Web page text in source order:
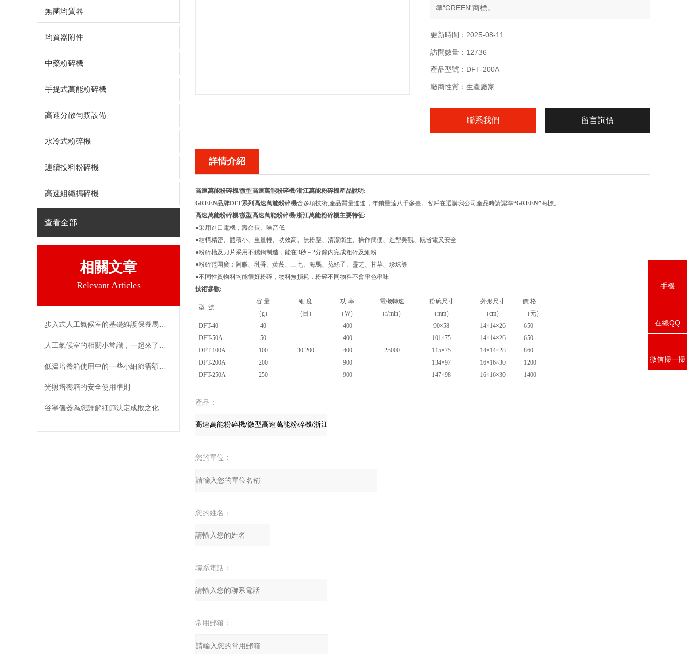
無菌均質器
均質器附件
中藥粉碎機
手提式萬能粉碎機
高速分散勻漿設備
水冷式粉碎機
連續投料粉碎機
高速組織搗碎機
查看全部
相關文章
Relevant Articles
步入式人工氣候室的基礎維護保養馬虎不得
低溫培養箱使用中的一些小細節需額外注意
光照培養箱的安全使用準則
谷寧儀器為您詳解細節決定成敗之化工研究實驗
準“GREEN"商標。
更新時間：2025-08-11
訪問數量：12736
產品型號：DFT-200A
廠商性質：生產廠家
聯系我們 留言詢價
詳情介紹
高速萬能粉碎機/微型高速萬能粉碎機/浙江萬能粉碎機產品說明:
GREEN品牌DFT系列高速萬能粉碎機含多項技術,產品質量遙遙，年銷量達八千多臺。客戶在選購我公司產品時請認準“GREEN”商標。
高速萬能粉碎機/微型高速萬能粉碎機/浙江萬能粉碎機主要特征:
●采用進口電機，壽命長、噪音低
●結構精密、體積小、重量輕、功效高、無粉塵、清潔衛生、操作簡便、造型美觀、既省電又安全
●粉碎槽及刀片采用不銹鋼制造，能在3秒－2分鐘內完成粗碎及細粉
●粉碎范圍廣：阿膠、乳香、黃芪、三七、海馬、菟絲子、靈芝、甘草、珍珠等
●不同性質物料均能很好粉碎，物料無損耗，粉碎不同物料不會串色串味
技術參數:
型 號
容 量
（g）
細 度
（目）
功 率
（W）
電機轉速
（r/min）
粉碗尺寸
（mm）
外形尺寸
（cm）
價 格
（元）
DFT-40
40
30-200
400
25000
90×58 14×14×26
650
DFT-50A
50 400 101×75 14×14×26
650
DFT-100A
100 400 115×75 14×14×28
860
DFT-200A
200 900 134×97 16×16×30
1200
DFT-250A
250 900 147×98 16×16×30 1400
產品：
您的單位：
您的姓名：
聯系電話：
常用郵箱：
手機
在線QQ
微信掃一掃